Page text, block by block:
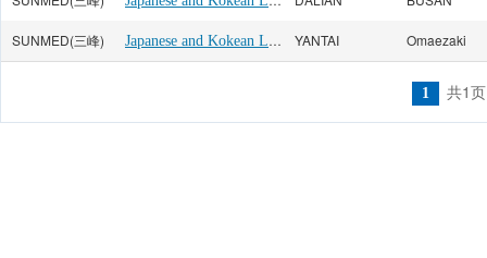
SUNMED(三峰) Japanese and Kokean Line YANTAI Omaezaki
1 共1